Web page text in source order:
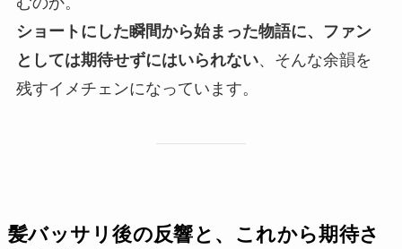
ショートにした瞬間から始まった物語に、ファン
としては期待せずにはいられない、そんな余韻を
残すイメチェンになっています。
髪バッサリ後の反響と、これから期待さ